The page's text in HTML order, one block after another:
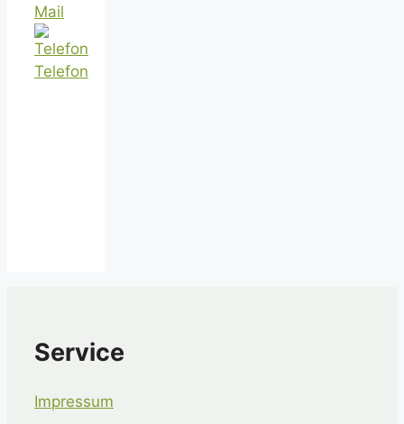
Mail
Telefon
Service
Impressum